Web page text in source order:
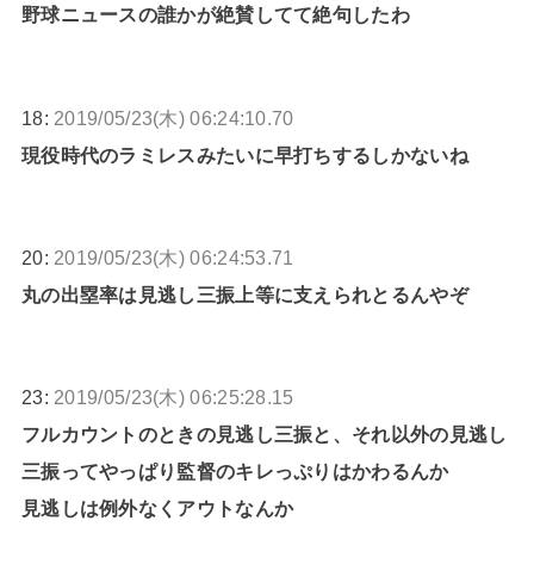
野球ニュースの誰かが絶賛してて絶句したわ
18: 2019/05/23(木) 06:24:10.70
現役時代のラミレスみたいに早打ちするしかないね
20: 2019/05/23(木) 06:24:53.71
丸の出塁率は見逃し三振上等に支えられとるんやぞ
23: 2019/05/23(木) 06:25:28.15
フルカウントのときの見逃し三振と、それ以外の見逃し
三振ってやっぱり監督のキレっぷりはかわるんか
見逃しは例外なくアウトなんか